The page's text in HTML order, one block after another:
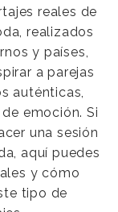
reales de
realizados
y países,
a parejas
auténticas,
emoción. Si
una sesión
aquí puedes
y cómo
tipo de